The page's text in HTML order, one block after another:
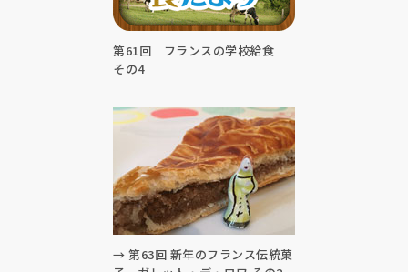
第61回 フランスの学校給食
その4
→ 第63回 新年のフランス伝統菓